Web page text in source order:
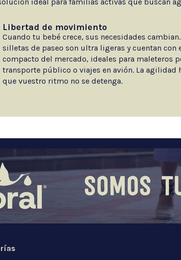
ideal para familias activas que buscan
Libertad de movimiento
Cuando tu bebé crece, sus necesidades
silletas de paseo son ultra ligeras y cuentan con
compacto del mercado, ideales para maleteros
transporte público o viajes en avión. La agilidad
que vuestro ritmo no se detenga.